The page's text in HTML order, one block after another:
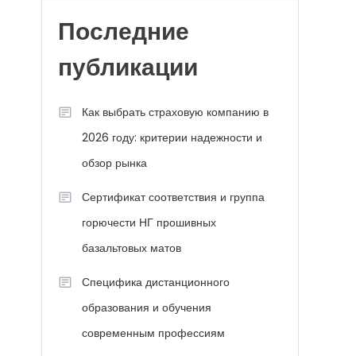
Последние
публикации
Как выбрать страховую компанию в
2026 году: критерии надежности и
обзор рынка
Сертификат соответствия и группа
горючести НГ прошивных
базальтовых матов
Специфика дистанционного
образования и обучения
современным профессиям